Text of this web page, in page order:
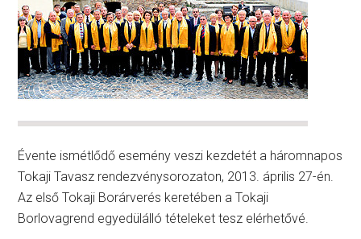
Évente ismétlődő esemény veszi kezdetét a háromnapos
Tokaji Tavasz rendezvénysorozaton, 2013. április 27-én.
Az első Tokaji Borárverés keretében a Tokaji
Borlovagrend egyedülálló tételeket tesz elérhetővé.